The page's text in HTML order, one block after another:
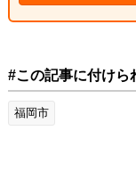
#この記事に付けら
福岡市